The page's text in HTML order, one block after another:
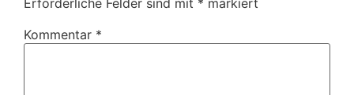
Erforderliche Felder sind mit * markiert
Kommentar *